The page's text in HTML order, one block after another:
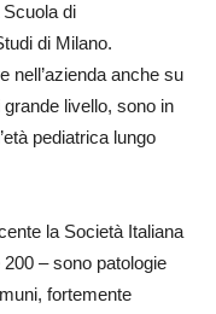
di
di Milano.
nell’azienda anche su
livello, sono in
pediatrica lungo
la Società Italiana
– sono patologie
fortemente